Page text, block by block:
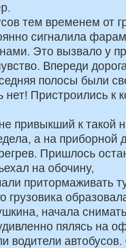
тем временем от
сигналила
Это вызвало у
Впереди
полосы были
нет! Пристроились к
привыкший к такой
а на приборной
Пришлось
на обочину,
притормаживать
грузовика
начала
пялясь на
водители